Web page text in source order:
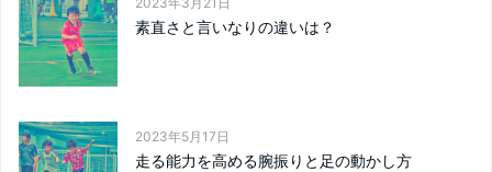
素直さと言いなりの違いは？
2023年5月17日
走る能力を高める腕振りと足の動かし方